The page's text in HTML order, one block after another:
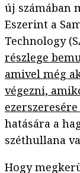
új számában
Eszerint a
Technology
részlege
amivel még
végezni,
hatására a
széthullana
Hogy